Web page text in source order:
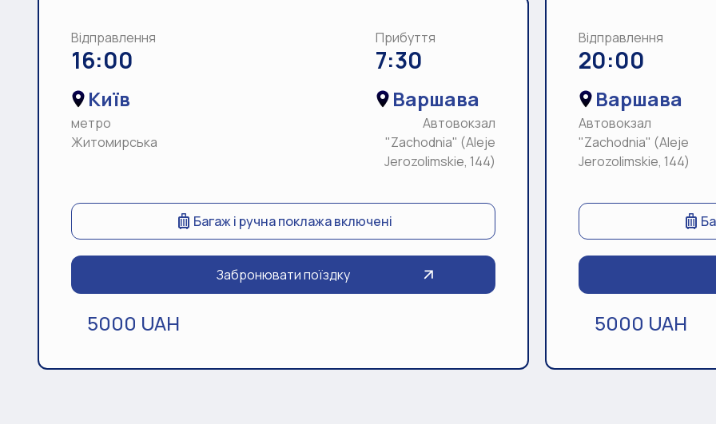
Відправлення
16:00
Київ
метро
Житомирська
Прибуття
7:30
Варшава
Автовокзал
"Zachodnia" (Aleje
Jerozolimskie, 144)
Багаж і ручна поклажа включені
Забронювати поїздку
5000 UAH
Відправлення
20:00
Варшава
Автовокзал
"Zachodnia" (Aleje
Jerozolimskie, 144)
5000 UAH